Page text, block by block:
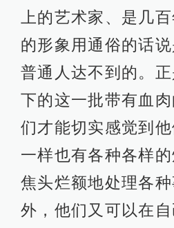
上的艺术家、是几
的形象用通俗的话
普通人达不到的。
下的这一批带有血
们才能切实感觉到
一样也有各种各样
焦头烂额地处理各
外，他们又可以在